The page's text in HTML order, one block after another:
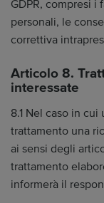
GDPR, compresi
personali, le
correttiva
Articolo 8.
interessate
8.1 Nel caso in
trattamento una
ai sensi degli
trattamento
informerà il